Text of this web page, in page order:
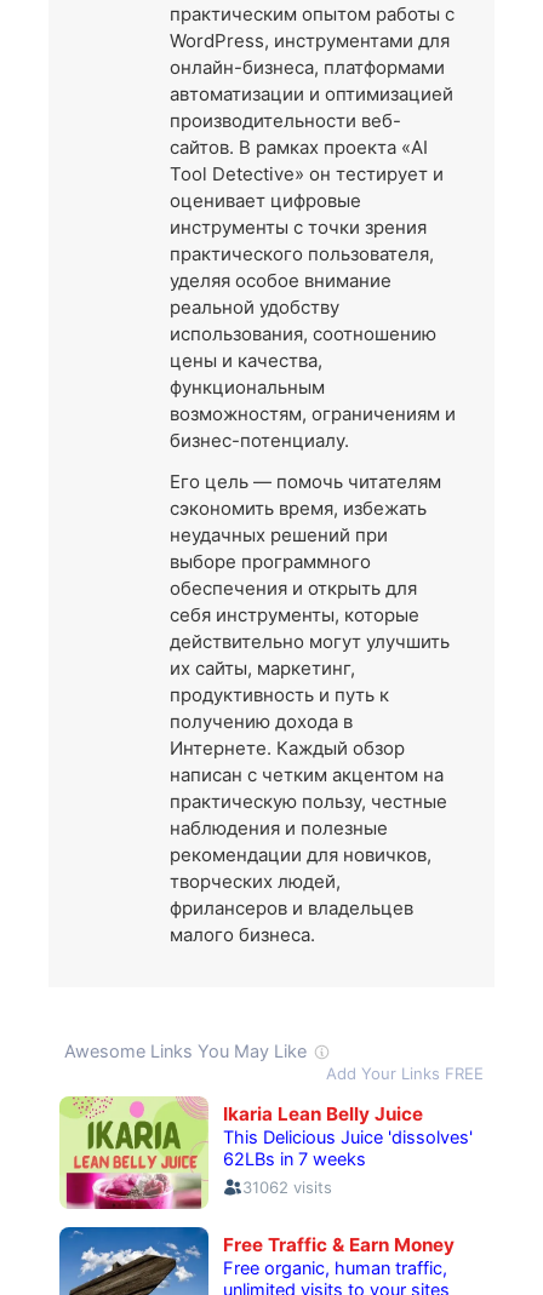
практическим опытом работы с
WordPress, инструментами для
онлайн-бизнеса, платформами
автоматизации и оптимизацией
производительности веб-
сайтов. В рамках проекта «AI
Tool Detective» он тестирует и
оценивает цифровые
инструменты с точки зрения
практического пользователя,
уделяя особое внимание
реальной удобству
использования, соотношению
цены и качества,
функциональным
возможностям, ограничениям и
бизнес-потенциалу.
Его цель — помочь читателям
сэкономить время, избежать
неудачных решений при
выборе программного
обеспечения и открыть для
себя инструменты, которые
действительно могут улучшить
их сайты, маркетинг,
продуктивность и путь к
получению дохода в
Интернете. Каждый обзор
написан с четким акцентом на
практическую пользу, честные
наблюдения и полезные
рекомендации для новичков,
творческих людей,
фрилансеров и владельцев
малого бизнеса.